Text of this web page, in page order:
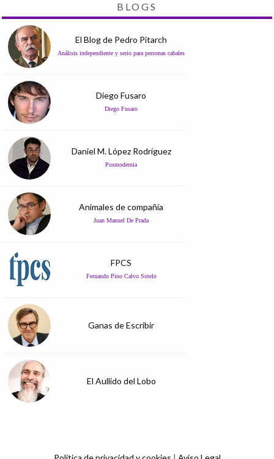
BLOGS
El Blog de Pedro Pitarch
Análisis independiente y serio para personas cabales
Diego Fusaro
Diego Fusaro
Daniel M. López Rodríguez
Posmodernia
Animales de compañía
Juan Manuel De Prada
FPCS
Fernando Pino Calvo Sotelo
Ganas de Escribir
El Aullido del Lobo